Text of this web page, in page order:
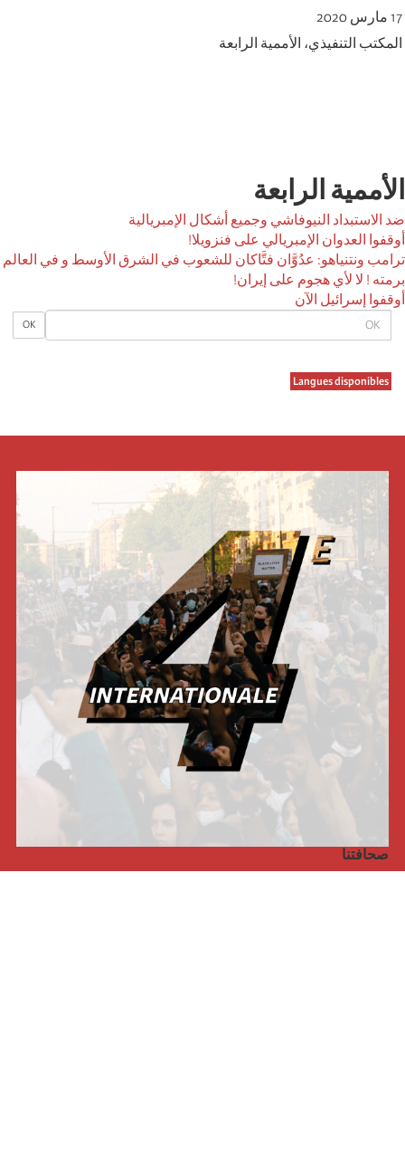
OK
OK
Langues disponibles
17 مارس 2020
المكتب التنفيذي، الأممية الرابعة
الأممية الرابعة
ضد الاستبداد النيوفاشي وجميع أشكال الإمبريالية
أوقفوا العدوان الإمبريالي على فنزويلا!
ترامب ونتنياهو: عدُوَّان فتَّاكان للشعوب في الشرق الأوسط و في العالم
برمته ! لا لأي هجوم على إيران!
أوقفوا إسرائيل الآن
صحافتنا